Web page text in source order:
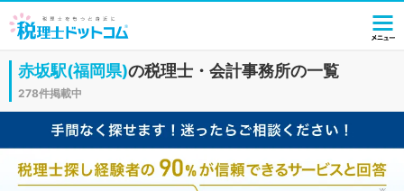
赤坂駅(福岡県)の税理士・会計事務所の一覧
278件掲載中